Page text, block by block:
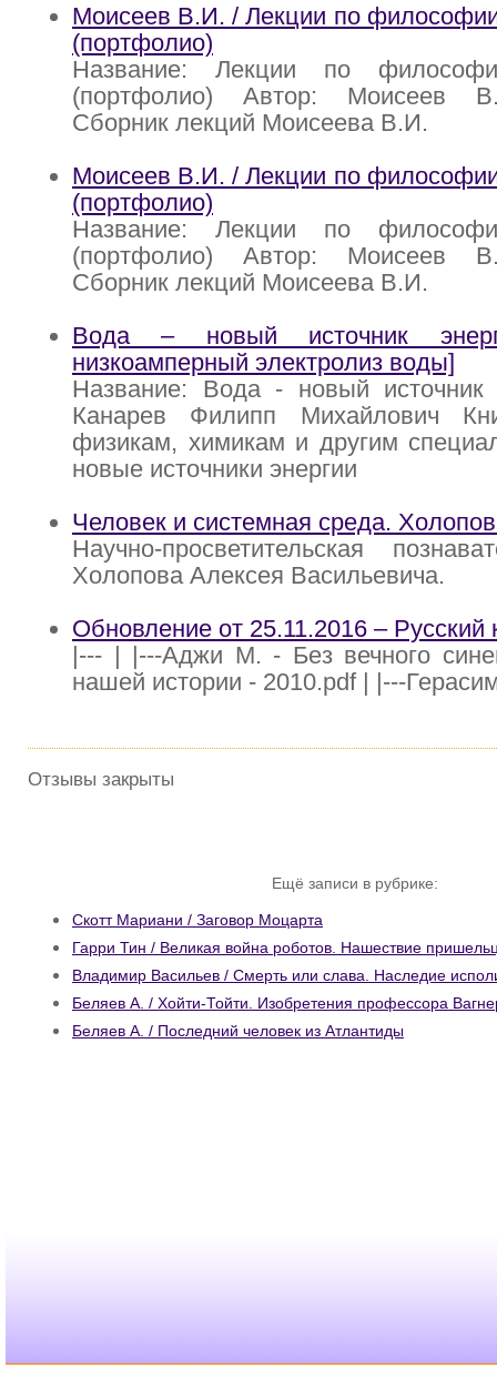
Моисеев В.И. / Лекции по
(портфолио)
Название: Лекции по
(портфолио) Автор: Моисеев
Сборник лекций Моисеева В.И.
Моисеев В.И. / Лекции по
(портфолио)
Название: Лекции по
(портфолио) Автор: Моисеев
Сборник лекций Моисеева В.И.
Вода – новый источник
низкоамперный электролиз воды]
Название: Вода - новый источник
Канарев Филипп Михайлович
физикам, химикам и другим
новые источники энергии
Человек и системная среда.
Научно-просветительская
Холопова Алексея Васильевича.
Обновление от 25.11.2016 – Русский
|--- | |---Аджи М. - Без вечного
нашей истории - 2010.pdf | |---
Отзывы закрыты
Ещё записи в рубрике:
Скотт Мариани / Заговор Моцарта
Гарри Тин / Великая война роботов. Нашествие
Владимир Васильев / Смерть или слава. Наследие
Беляев А. / Хойти-Тойти. Изобретения профессора
Беляев А. / Последний человек из Атлантиды